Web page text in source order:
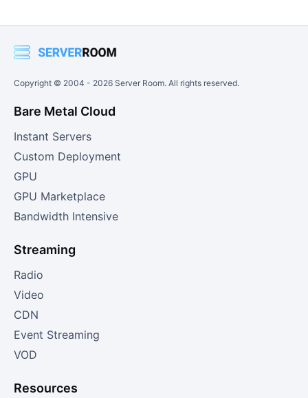
Copyright © 2004 - 2026 Server Room. All rights reserved.
Bare Metal Cloud
Instant Servers
Custom Deployment
GPU
GPU Marketplace
Bandwidth Intensive
Streaming
Radio
Video
CDN
Event Streaming
VOD
Resources